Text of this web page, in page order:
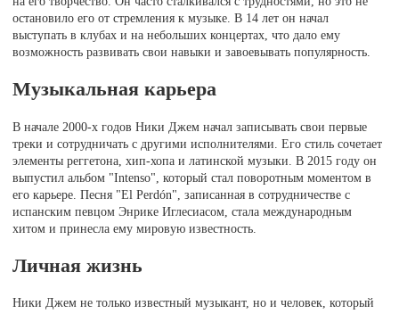
остановило его от стремления к музыке. В 14 лет он начал
выступать в клубах и на небольших концертах, что дало ему
возможность развивать свои навыки и завоевывать популярность.
Музыкальная карьера
В начале 2000-х годов Ники Джем начал записывать свои первые
треки и сотрудничать с другими исполнителями. Его стиль сочетает
элементы реггетона, хип-хопа и латинской музыки. В 2015 году он
выпустил альбом "Intenso", который стал поворотным моментом в
его карьере. Песня "El Perdón", записанная в сотрудничестве с
испанским певцом Энрике Иглесиасом, стала международным
хитом и принесла ему мировую известность.
Личная жизнь
Ники Джем не только известный музыкант, но и человек, который